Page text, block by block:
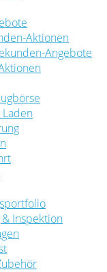
Aktionen
Angebote
Laden
Inspektion